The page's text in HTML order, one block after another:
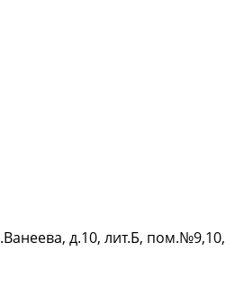
д.10, лит.Б, пом.№9,10,